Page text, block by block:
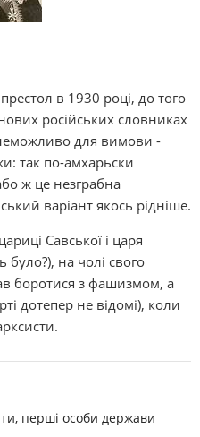
в 1930 році, до того
російських словниках
для вимови -
так по-амхарьски
ж це незграбна
варіант якось рідніше.
Савської і царя
на чолі свого
боротися з фашизмом, а
дотепер не відомі), коли
перші особи держави